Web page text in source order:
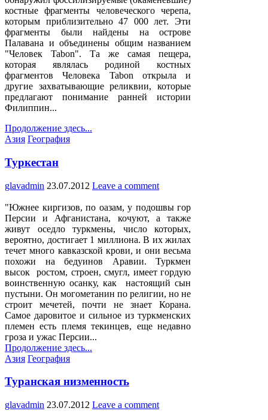
костные фрагменты человеческого черепа,
которым приблизительно 47 000 лет. Эти
фрагменты были найдены на острове
Палавана и объединены общим названием
"Человек Tabon". Та же самая пещера,
которая являлась родиной костных
фрагментов Человека Tabon открыла и
другие захватывающие реликвии, которые
предлагают понимание ранней истории
Филиппин...
Продолжение здесь...
Posted
Азия География
Туркестан
glavadmin 23.07.2012 Leave a comment
"Южнее киргизов, по оазам, у подошвы гор
Персии и Афганистана, кочуют, а также
живут оседло туркмены, число которых,
вероятно, достигает 1 миллиона. В их жилах
течет много кавказской крови, и они весьма
похожи на бедуинов Аравии. Туркмен
высок ростом, строен, смугл, имеет гордую
воинственную осанку, как настоящий сын
пустыни. Он могометанин по религии, но не
строит мечетей, почти не знает Корана.
Самое даровитое и сильное из туркменских
племен есть племя текинцев, еще недавно
гроза и ужас Персии...
Продолжение здесь...
Posted
Азия География
Туранская низменность
glavadmin 23.07.2012 Leave a comment